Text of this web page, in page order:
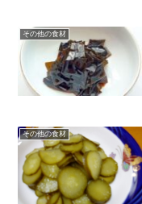
その他の食材
その他の食材